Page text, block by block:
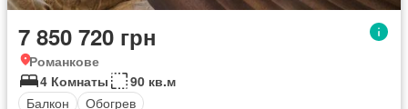
7 850 720 грн
Романкове
4 Комнаты
90 кв.м
Балкон
Обогрев